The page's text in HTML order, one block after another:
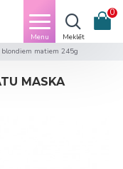
0
matiem 245g
MASKA